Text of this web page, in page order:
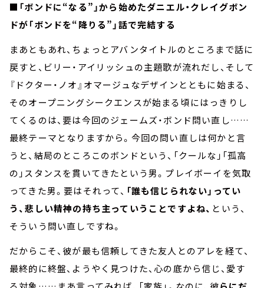
■ 「ボンドに“なる”」から始めたダニエル・クレイグボン
ドが「ボンドを“降りる”」話で完結する
まあともあれ、ちょっとアバンタイトルのところまで話に
戻すと、ビリー・アイリッシュの主題歌が流れだし、そして
『ドクター・ノオ』オマージュなデザインとともに始まる、
そのオープニングシークエンスが始まる頃にはっきりし
てくるのは、要は今回のジェームズ・ボンド問い直し……
最終テーマとなりますから。今回の問い直しは何かと言
うと、結局のところこのボンドという、「クールな」「孤高
の」スタンスを貫いてきたという男。プレイボーイを気取
ってきた男。要はそれって、 「誰も信じられない」ってい
う、悲しい精神の持ち主っていうことですよね、 という、
そういう問い直しですね。
だからこそ、彼が最も信頼してきた友人とのアレを経て、
最終的に終盤、ようやく見つけた、心の底から信じ、愛す